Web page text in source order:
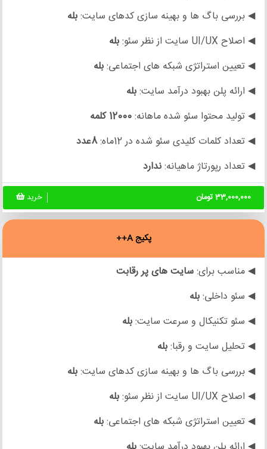
◀ بررسی باگ ها و بهینه سازی کدهای سایت:بله
◀ اصلاح UI/UX سایت از نظر سئو:
بله
◀ تعیین استراتژی شبکه های اجتماعی:بله
◀ ارائه پلن بهبود درآمد سایت:بله
◀ تولید محتوا سئو شده ماهانه:12000 کلمه
◀ تعداد کلمات کلیدی سئو شده در 12ماه:
8عدد
◀ تعداد رپورتاژ ماهیانه:ندارد
33,000,000 تومان خرید
پکیج A++
◀ مناسب برای:سایت هایپر رقابت
◀ سئو داخلی:بله
◀ سئو تکنیکال و سرعت سایت:بله
◀ تحلیل سایت و رقبا:بله
◀ بررسی باگ ها و بهینه سازی کدهای سایت:بله
◀ اصلاح UI/UX سایت از نظر سئو:
بله
◀ تعیین استراتژی شبکه های اجتماعی:بله